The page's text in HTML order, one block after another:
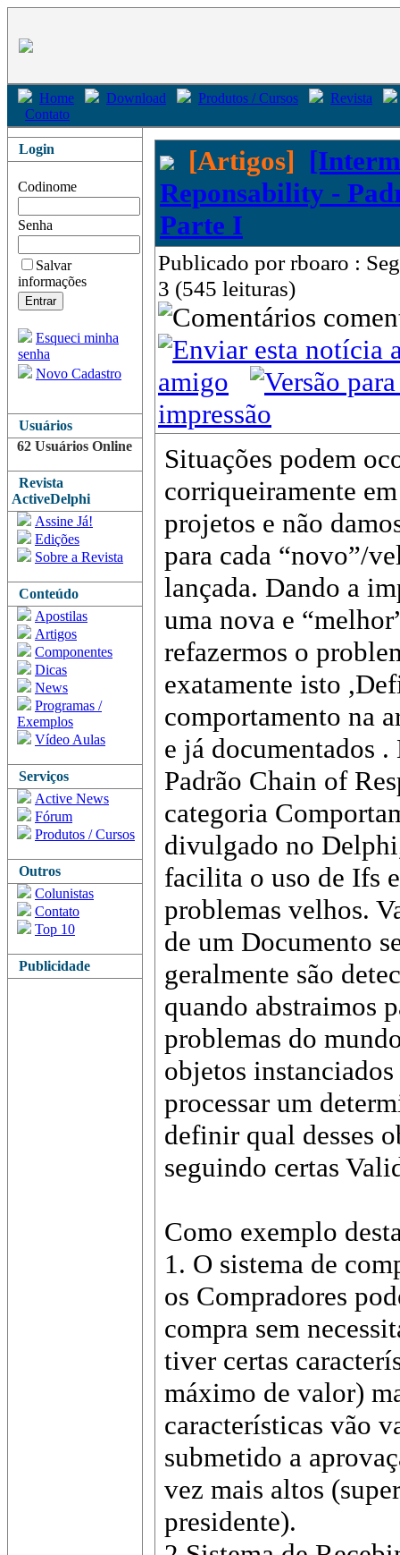
Home Download Produtos / Cursos
Revista
Contato
Login
Codinome
Senha
Salvar
informações
Esqueci minha
senha
Novo Cadastro
Usuários
62 Usuários Online
Revista
ActiveDelphi
Assine Já!
Edições
Sobre a Revista
Conteúdo
Apostilas
Artigos
Componentes
Dicas
News
Programas /
Exemplos
Vídeo Aulas
Serviços
Active News
Fórum
Produtos / Cursos
Outros
Colunistas
Contato
Top 10
Publicidade
[Artigos]
Reponsability -
Parte I
Publicado por rboaro :
3 (545 leituras)
amigo
impressão
Situações podem
corriqueiramente
projetos e não
para cada “novo”/
lançada. Dando a
uma nova e
refazermos o
exatamente isto
comportamento na
e já documentados
Padrão Chain of
categoria
divulgado no
facilita o uso de Ifs
problemas velhos.
de um Documento
geralmente são
quando abstraimos
problemas do
objetos
processar um
definir qual desses
seguindo certas
Como exemplo
1. O sistema de
os Compradores
compra sem
tiver certas
máximo de valor)
características vão
submetido a
vez mais altos
presidente).